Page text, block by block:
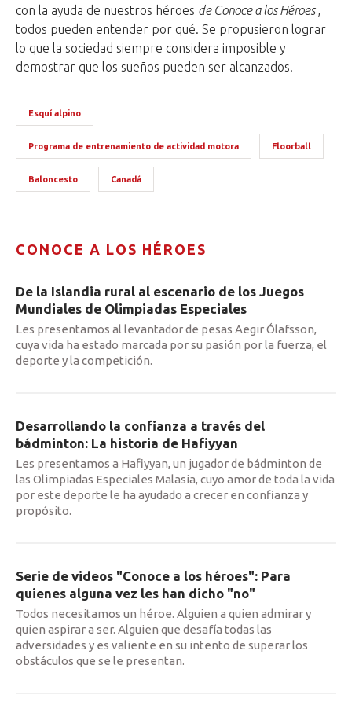
con la ayuda de nuestros héroes de Conoce a los Héroes,
todos pueden entender por qué. Se propusieron lograr
lo que la sociedad siempre considera imposible y
demostrar que los sueños pueden ser alcanzados.
Esquí alpino
Programa de entrenamiento de actividad motora Floorball
Baloncesto Canadá
CONOCE A LOS HÉROES
De la Islandia rural al escenario de los Juegos
Mundiales de Olimpiadas Especiales
Les presentamos al levantador de pesas Aegir Ólafsson,
cuya vida ha estado marcada por su pasión por la fuerza, el
deporte y la competición.
Desarrollando la confianza a través del
bádminton: La historia de Hafiyyan
Les presentamos a Hafiyyan, un jugador de bádminton de
las Olimpiadas Especiales Malasia, cuyo amor de toda la vida
por este deporte le ha ayudado a crecer en confianza y
propósito.
Serie de videos "Conoce a los héroes": Para
quienes alguna vez les han dicho "no"
Todos necesitamos un héroe. Alguien a quien admirar y
quien aspirar a ser. Alguien que desafía todas las
adversidades y es valiente en su intento de superar los
obstáculos que se le presentan.